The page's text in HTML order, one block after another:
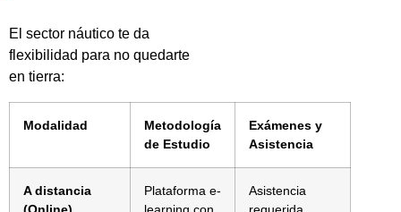
El sector náutico te da
flexibilidad para no quedarte
en tierra:
Modalidad
Metodología
de Estudio
Exámenes y
Asistencia
A distancia
Plataforma e-
Asistencia